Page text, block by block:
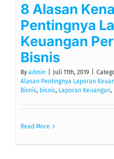
8 Alasan
Pentingnya
Keuangan
Bisnis
By admin Juli 11th, 2019
Alasan Pentingnya Laporan
Bisnis, bisnis, Laporan Keuangan,
Read More